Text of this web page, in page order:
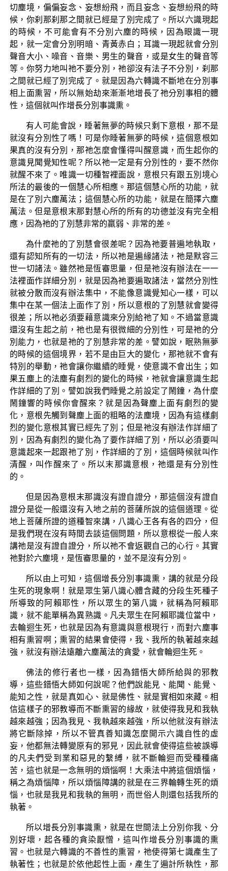
切塵境，偏偏妄念、妄想紛飛，而且妄念、妄想紛飛的時
候，你刹那刹那之間就已經是了別完成了。所以六識現起
的時候，不可能會有不分別六塵的時候，因為眼識一現
起，就一定會分別明暗、青黃赤白；耳識一現起就會分別
聲音大小、噪音、音樂、男生的聲音，或是女生的聲音等
等。你努力地叫祂不要分別，祂卻沒有法子不分別，刹那
之間就已經了別完成了。就是因為六轉識不斷地在分別事
相上面熏習，所以無始劫來漸漸地增長了祂分別事相的體
性，這個就叫作增長分別事識熏。
有人可能會說，睡著無夢的時候只剩下意根，那不是
就沒有分別性了嗎！可是你睡著無夢的時候，這個意根如
果真的沒有分別，那祂怎麼會懂得叫醒意識，而生起你的
意識見聞覺知性呢？所以祂一定是有分別性的，要不然你
就醒不來了。唯識一切種智裡面說，意根只有跟五別境心
所法的最後的一個慧心所相應。那這個慧心所的功能，就
是在了別六塵萬法；這個慧心所的功能，就是在簡擇六塵
萬法。但是意根末那對慧心所的所有的功德並沒有完全相
應，因為祂的了別慧非常的羸弱、非常的差。
為什麼祂的了別慧會很差呢？因為祂要普遍地執取，
還有認知所有的一切法，所以祂是遍緣諸法，祂是默容三
世一切諸法。雖然祂是恆審思量，但是祂沒有辦法在一一
法裡面作詳細分別，就是因為祂要遍取諸法，當然分別性
就被分散而沒有辦法集中，不能像意識覺知心一樣，可以
集中在某一個法上面作了別，所以意根的了別慧就會變得
很差；所以祂必須要藉意識來分別給祂了知。不過當意識
還沒有生起之前，祂也是有很微細的分別性，可是祂的分
別能力，也就是祂的了別慧非常的差。譬如說，眠熟無夢
的時候的這個境界，若不是由巨大的變化，那祂就不會有
特別的舉動，祂會讓你繼續的睡覺，使意識不會出生；如
果五塵上的法塵有劇烈的變化的時候，祂就會讓意識生起
作詳細的了別。譬如說我們睡覺之前設定了鬧鐘，為什麼
鬧鐘響的時候你會醒來？就是因為聲塵上面有劇烈的變
化，意根先觸到聲塵上面的粗略的法塵境，因為有這樣劇
烈的變化意根其實已經先了別；但是祂沒有辦法作詳細了
別，因為有劇烈的變化為了要作詳細了別，所以必須要叫
意識起來一起跟祂了別，作詳細的了別，這個時候就叫作
清醒，叫作醒來了。所以末那識意根，祂還是有分別性
的。
但是因為意根末那識沒有證自證分，那這個沒有證自
證分是從一般還沒有入地之前的菩薩所說的這個道理。從
地上菩薩所證的道種智來講，八識心王各有各的四分，但
是我們現在沒有時間去談這個問題，所以意根從一般人來
講祂是沒有證自證分，所以祂不會返觀自己的心行。其實
祂對於六塵境，是恆審思量的，並不是沒有分別。
所以由上可知，這個增長分別事識熏，講的就是分段
生死的現象啊！就是眾生第八識心體含藏的分段生死種子
所導致的阿賴耶性，所以眾生的第八識，就稱為阿賴耶
識，就不能單稱為異熟識。凡夫眾生在阿賴耶識位當中，
去輪迴生死，也就是因為有意識與意根現行，而對六塵事
相有熏習啊；熏習的結果會使得，我、我所的執著越來越
強，就沒有辦法遠離六塵萬法的貪愛，就會輪迴生死。
佛法的修行者也一樣，因為錯悟大師所給與的邪教
導，這些錯悟大師如何說呢？他們說能見、能聞、能覺、
能知之性，就是真如心、就是佛性、就是實相如來藏。相
信這樣子的邪教導而不斷熏習的緣故，就使得我見和我執
越來越強；因為我見、我執越來越強，所以他就沒有辦法
將它斷除掉，所以不管真善知識怎麼開示六識自性的虛
妄，他都無法轉變原有的邪見，因此就會使得這些被誤導
的凡夫們受到業和惡見的繫縛，就不斷輪迴而受種種痛
苦，這也就是一念無明的煩惱啊！大乘法中將這個煩惱，
稱之為煩惱障，所以煩惱障講的就是在三界輪轉生死的煩
惱，也就是我見和我執的無明，而世俗人則還包括我所的
執著。
所以增長分別事識熏，就是在世間法上分別你我、分
別好壞，起各種的貪染厭憎，這叫作增長分別事識的熏
習。也就是六轉識的不善性的熏習，祂使得第七識產生了
執著性；也就是於依他起性上面，產生了遍計所執性，那